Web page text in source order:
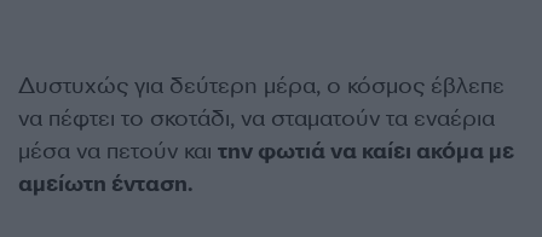
Δυστυχώς για δεύτερη μέρα, ο κόσμος έβλεπε
να πέφτει το σκοτάδι, να σταματούν τα εναέρια
μέσα να πετούν και την φωτιά να καίει ακόμα με
αμείωτη ένταση.